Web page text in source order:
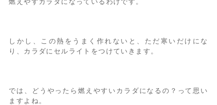
しかし、この熱をうまく作れないと、ただ寒いだけにな
り、カラダにセルライトをつけていきます。
では、どうやったら燃えやすいカラダになるの？って思い
ますよね。